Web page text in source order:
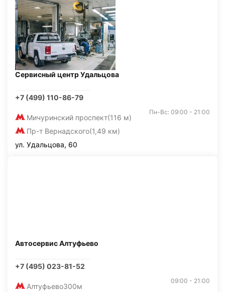
Сервисный центр Удальцова
+7 (499) 110-86-79
Мичуринский проспект(116 м)
Пр-т Вернадского(1,49 км)
Пн-Вс: 09:00 - 21:00
ул. Удальцова, 60
Автосервис Алтуфьево
+7 (495) 023-81-52
Алтуфьево300м
09:00 - 21:00